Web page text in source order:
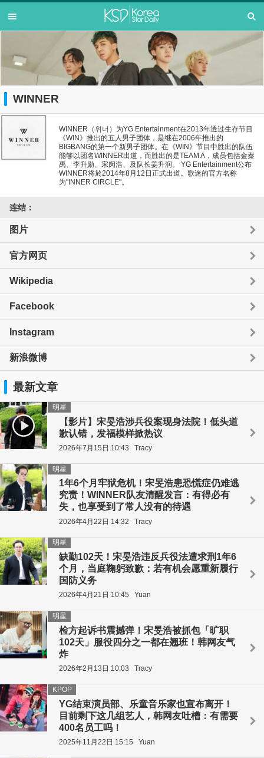
WINNER
WINNER（위너）为YG Entertainment在2013年透过生存节目
《WIN》推出的五人男子团体，是继在2006年推出的
BIGBANG的第一个新男子团体。在《WIN》节目中胜出的队伍
能够以团名WINNER出道，而胜出的是TEAM A，成员包括金秦
禹、李升勋、宋闵浩、及队长姜升润。 YG Entertainment公布
WINNER将於2014年8月12日正式出道。歌迷的官方名称
为"INNER CIRCLE"。
连结：
图片
官方网页
Wikipedia
Facebook
Instagram
新浪微博
最新文章
【影片】宋旻浩涉兵役案现身法院！低头道
歉认错，发福模样掀热议
明星
2026年7月15日 10:43 Tracy
1年6个月牢狱危机！宋旻浩患恐慌症仍难逃
究责！WINNER队友清醒发言：有得必有
失，也享受到了常人没有的待遇
明星
2026年4月22日 14:32 Tracy
缺勤102天！宋旻浩违反兵役法遭求刑1年6
个月，当庭鞠躬致歉：若有机会愿重新履行
国防义务
明星
2026年4月21日 10:45 Yuan
检方起诉书震撼弹！宋旻浩被抓包「旷职
102天」服役四分之一都在翘班！韩网友气
炸
明星
2026年2月13日 10:03 Tracy
YG结束演员部、乐童音乐家也宣布离开！
目前剩下这几组艺人，韩网友吐槽：有需要
400名员工吗！
KPOP
2025年11月22日 15:15 Yuan